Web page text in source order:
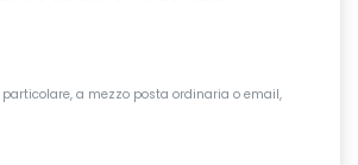
a mezzo posta ordinaria o email,